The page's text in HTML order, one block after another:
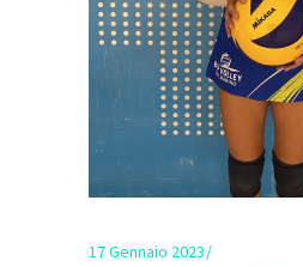
17 Gennaio 2023